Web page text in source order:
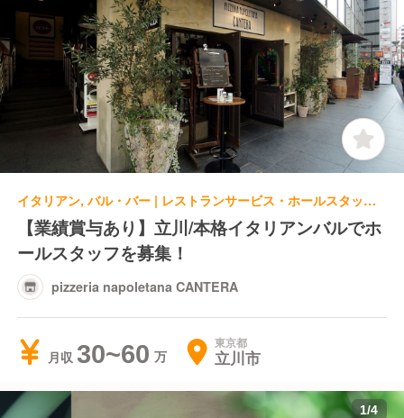
イタリアン, バル・バー | レストランサービス・ホールスタッフ | pizzeria napoletana CANTERA
【業績賞与あり】立川/本格イタリアンバルでホ
ールスタッフを募集！
pizzeria napoletana CANTERA
月収 30~60 東京都
立川市
1/4